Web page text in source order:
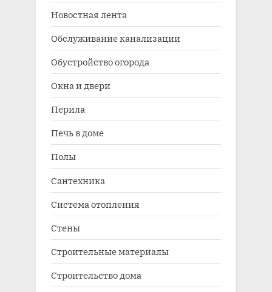
Новостная лента
Обслуживание канализации
Обустройство огорода
Окна и двери
Перила
Печь в доме
Полы
Сантехника
Система отопления
Стены
Строительные материалы
Строительство дома